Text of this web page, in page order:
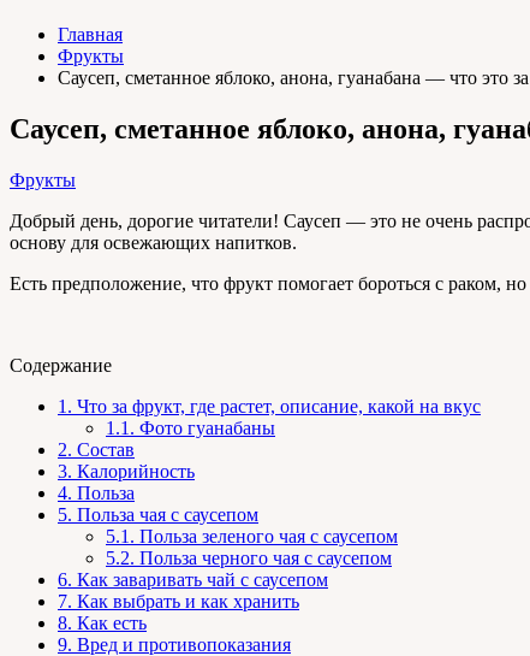
Главная
Фрукты
Саусеп, сметанное яблоко, анона, гуанабана — что это
Саусеп, сметанное яблоко, анона,
Фрукты
Добрый день, дорогие читатели! Саусеп — это не очень
основу для освежающих напитков.
Есть предположение, что фрукт помогает бороться с раком,
Содержание
1. Что за фрукт, где растет, описание, какой на вкус
1.1. Фото гуанабаны
2. Состав
3. Калорийность
4. Польза
5. Польза чая с саусепом
5.1. Польза зеленого чая с саусепом
5.2. Польза черного чая с саусепом
6. Как заваривать чай с саусепом
7. Как выбрать и как хранить
8. Как есть
9. Вред и противопоказания